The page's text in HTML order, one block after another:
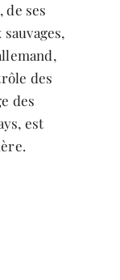
ses
des
des
est